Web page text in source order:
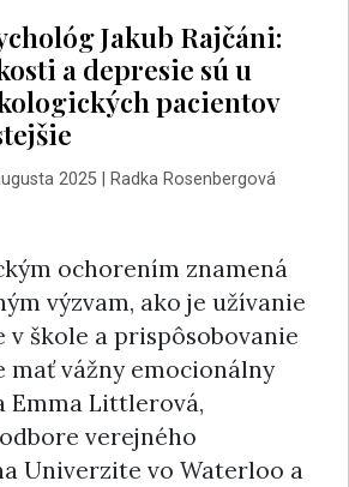
Jakub Rajčáni:
a depresie sú u
pacientov
2025| Radka Rosenbergová
ochorením znamená
výzvam, ako je užívanie
v škole a prispôsobovanie
mať vážny emocionálny
Emma Littlerová,
verejného
Univerzite vo Waterloo a